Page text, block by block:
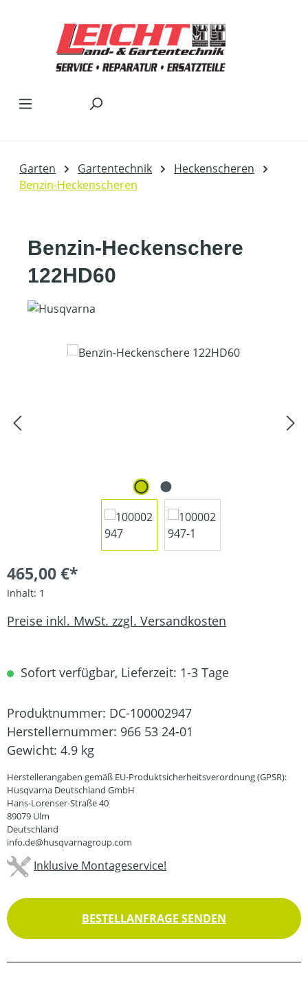
Garten Gartentechnik
Heckenscheren
Benzin-Heckenscheren
Benzin-Heckenschere
122HD60
Bildergalerie überspringen
465,00 €*
Inhalt: 1
Preise inkl. MwSt. zzgl. Versandkosten
Sofort verfügbar, Lieferzeit: 1-3 Tage
Produktnummer: DC-100002947
Herstellernummer: 966 53 24-01
Gewicht: 4.9 kg
Herstellerangaben gemäß EU-Produktsicherheitsverordnung (GPSR):
Husqvarna Deutschland GmbH
Hans-Lorenser-Straße 40
89079 Ulm
Deutschland
info.de@husqvarnagroup.com
Inklusive Montageservice!
BESTELLANFRAGE SENDEN